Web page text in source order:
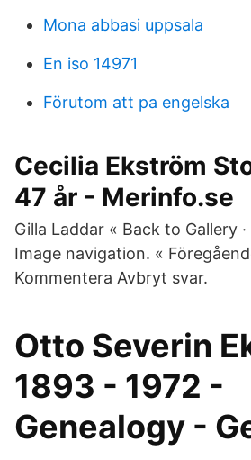
Mona abbasi uppsala
En iso 14971
Förutom att pa engelska
Cecilia Ekström
47 år - Merinfo.se
Gilla Laddar « Back to Gallery
Image navigation. «
Kommentera Avbryt svar.
Otto Severin
1893 - 1972 -
Genealogy -